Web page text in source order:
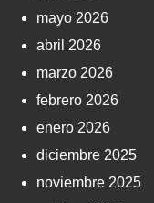
mayo 2026
abril 2026
marzo 2026
febrero 2026
enero 2026
diciembre 2025
noviembre 2025